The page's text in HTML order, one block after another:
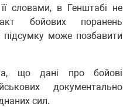
словами, в Генштабі не
бойових поранень
підсумку може позбавити
що дані про бойові
документально
сил.